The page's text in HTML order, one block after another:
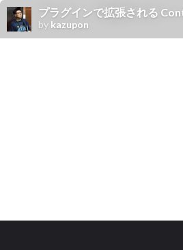
プラグインで拡張される
by kazupon